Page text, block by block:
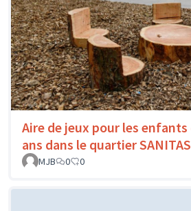
Aire de jeux pour les enfants
ans dans le quartier
MJB
0 0